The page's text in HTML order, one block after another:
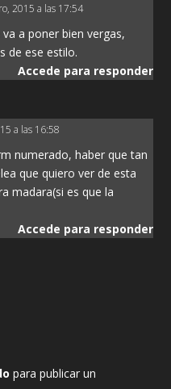
2015 a las 17:54
a poner bien vergas,
de ese estilo.
Accede para responder
a las 16:58
numerado, haber que tan
que quiero ver de esta
madara(si es que la
Accede para responder
para publicar un